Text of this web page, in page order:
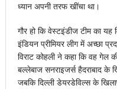
ध्यान अपनी तरफ खींचा था।
गौर हो कि वेस्टइंडीज टीम का
इंडियन प्रीमियर लीग में अच्छा
विराट कोहली ने कहा कि वह गेल
बल्लेबाज सनराइजर्स हैदराबाद
जबकि दिल्ली डेयरडेविल्स के